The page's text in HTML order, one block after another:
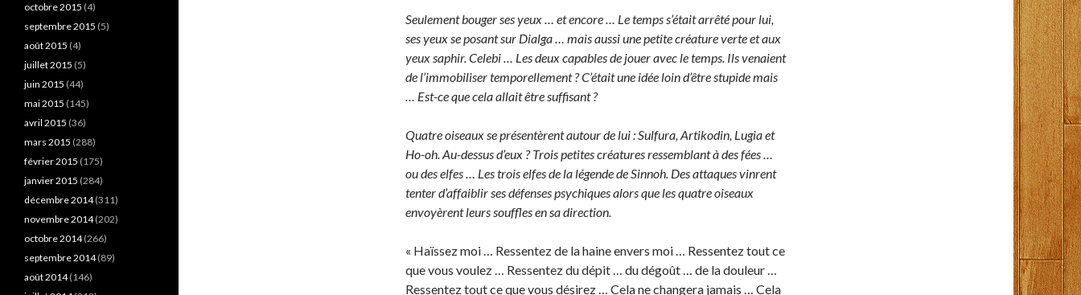
Seulement bouger ses yeux … et encore … Le temps s’était arrêté pour lui,
ses yeux se posant sur Dialga … mais aussi une petite créature verte et aux
yeux saphir. Celebi … Les deux capables de jouer avec le temps. Ils venaient
de l’immobiliser temporellement ? C’était une idée loin d’être stupide mais
… Est-ce que cela allait être suffisant ?
Quatre oiseaux se présentèrent autour de lui : Sulfura, Artikodin, Lugia et
Ho-oh. Au-dessus d’eux ? Trois petites créatures ressemblant à des fées …
ou des elfes … Les trois elfes de la légende de Sinnoh. Des attaques vinrent
tenter d’affaiblir ses défenses psychiques alors que les quatre oiseaux
envoyèrent leurs souffles en sa direction.
« Haïssez moi … Ressentez de la haine envers moi … Ressentez tout ce
que vous voulez … Ressentez du dépit … du dégoût … de la douleur …
Ressentez tout ce que vous désirez … Cela ne changera jamais … Cela
octobre 2015 (4)
septembre 2015 (5)
août 2015 (4)
juillet 2015 (5)
juin 2015 (44)
mai 2015 (145)
avril 2015 (36)
mars 2015 (288)
février 2015 (175)
janvier 2015 (284)
décembre 2014(311)
novembre 2014(202)
octobre 2014(266)
septembre 2014(89)
août 2014(146)